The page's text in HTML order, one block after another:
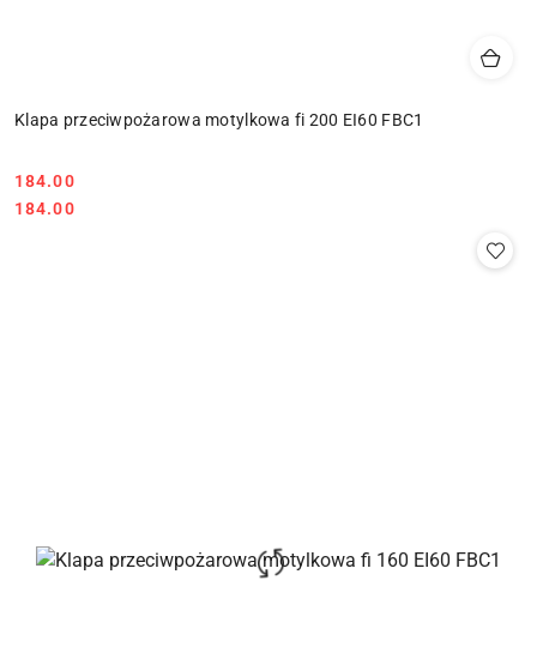
Klapa przeciwpożarowa motylkowa fi 200 EI60 FBC1
Cena:
184.00
Cena:
184.00